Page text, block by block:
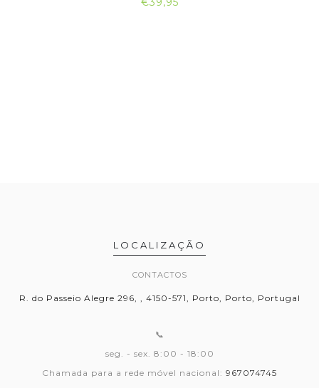
LOCALIZAÇÃO
CONTACTOS
R. do Passeio Alegre 296, , 4150-571, Porto, Porto, Portugal
📞
seg. - sex. 8:00 - 18:00
Chamada para a rede móvel nacional: 967074745